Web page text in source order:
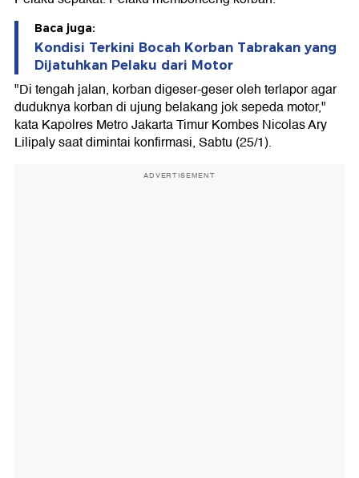
Baca juga:
Kondisi Terkini Bocah Korban Tabrakan yang
Dijatuhkan Pelaku dari Motor
"Di tengah jalan, korban digeser-geser oleh terlapor agar
duduknya korban di ujung belakang jok sepeda motor,"
kata Kapolres Metro Jakarta Timur Kombes Nicolas Ary
Lilipaly saat dimintai konfirmasi, Sabtu (25/1).
ADVERTISEMENT